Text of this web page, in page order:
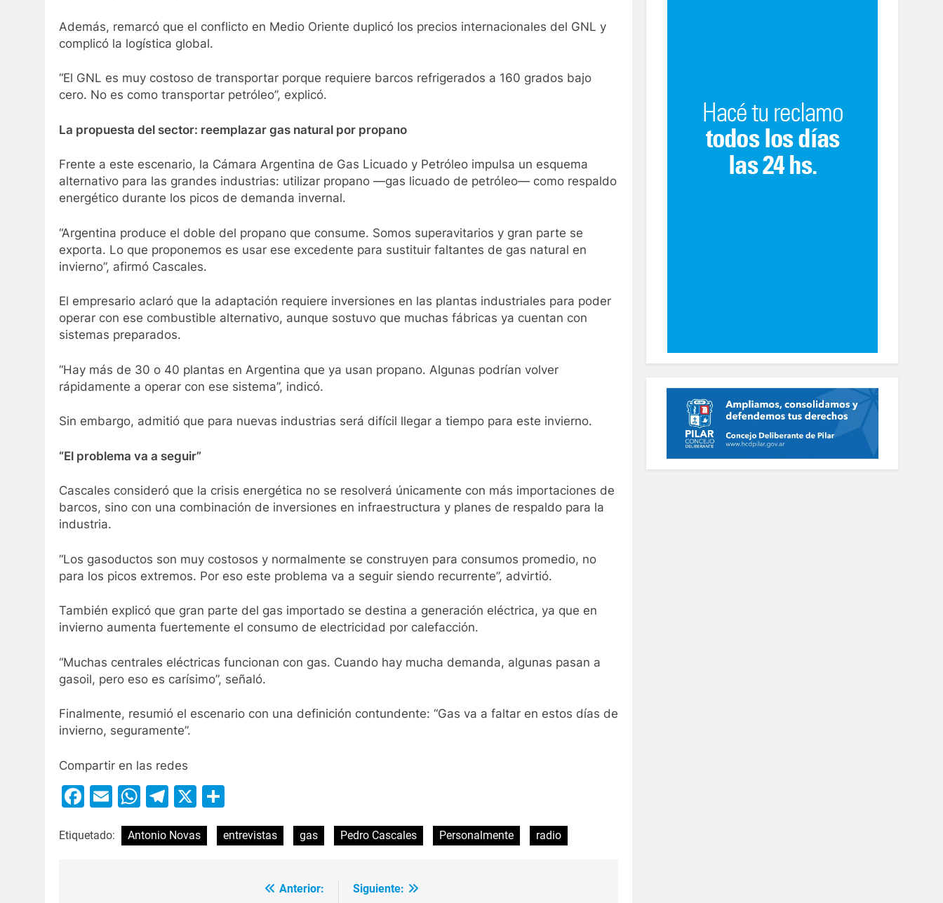
Además, remarcó que el conflicto en Medio Oriente duplicó los precios internacionales del GNL y
complicó la logística global.
“El GNL es muy costoso de transportar porque requiere barcos refrigerados a 160 grados bajo
cero. No es como transportar petróleo”, explicó.
La propuesta del sector: reemplazar gas natural por propano
Frente a este escenario, la Cámara Argentina de Gas Licuado y Petróleo impulsa un esquema
alternativo para las grandes industrias: utilizar propano —gas licuado de petróleo— como respaldo
energético durante los picos de demanda invernal.
“Argentina produce el doble del propano que consume. Somos superavitarios y gran parte se
exporta. Lo que proponemos es usar ese excedente para sustituir faltantes de gas natural en
invierno”, afirmó Cascales.
El empresario aclaró que la adaptación requiere inversiones en las plantas industriales para poder
operar con ese combustible alternativo, aunque sostuvo que muchas fábricas ya cuentan con
sistemas preparados.
“Hay más de 30 o 40 plantas en Argentina que ya usan propano. Algunas podrían volver
rápidamente a operar con ese sistema”, indicó.
Sin embargo, admitió que para nuevas industrias será difícil llegar a tiempo para este invierno.
“El problema va a seguir”
Cascales consideró que la crisis energética no se resolverá únicamente con más importaciones de
barcos, sino con una combinación de inversiones en infraestructura y planes de respaldo para la
industria.
“Los gasoductos son muy costosos y normalmente se construyen para consumos promedio, no
para los picos extremos. Por eso este problema va a seguir siendo recurrente”, advirtió.
También explicó que gran parte del gas importado se destina a generación eléctrica, ya que en
invierno aumenta fuertemente el consumo de electricidad por calefacción.
“Muchas centrales eléctricas funcionan con gas. Cuando hay mucha demanda, algunas pasan a
gasoil, pero eso es carísimo”, señaló.
Finalmente, resumió el escenario con una definición contundente: “Gas va a faltar en estos días de
invierno, seguramente”.
Compartir en las redes
Facebook
EmailWhatsApp
Telegram
X
Etiquetado: Antonio Novas entrevistas gas Pedro Cascales Personalmente radio
Anterior: Siguiente: